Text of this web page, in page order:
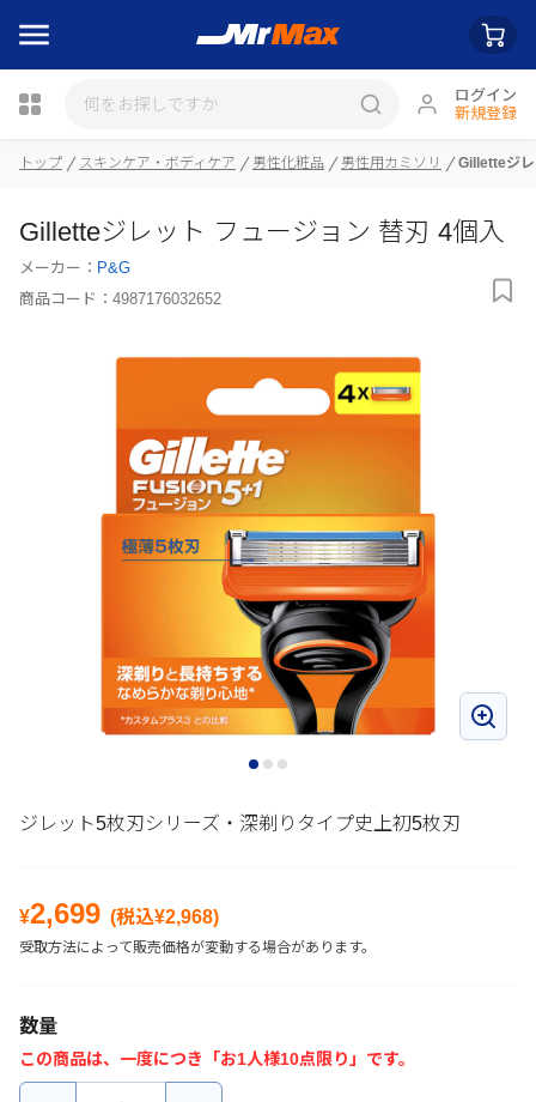
ログイン
新規登録
瓶詰
トップ スキンケア・ボディケア 男性化粧品 男性用カミソリ Gilletteジ
Gilletteジレット フュージョン 替刃 4個入
メーカー： P&G
商品コード： 4987176032652
ジレット5枚刃シリーズ・深剃りタイプ史上初5枚刃
¥2,699 (税込¥2,968)
受取方法によって販売価格が変動する場合があります。
数量
この商品は、一度につき「お1人様10点限り」です。